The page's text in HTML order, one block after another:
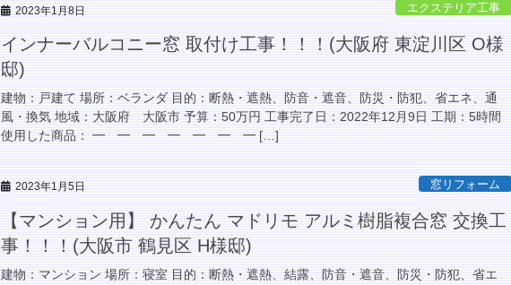
2023年1月8日 エクステリア工事
インナーバルコニー窓 取付け工事！！！(大阪府 東淀川区 O様
邸)
建物：戸建て 場所：ベランダ 目的：断熱・遮熱、防音・遮音、防災・防犯、省エネ、通
風・換気 地域：大阪府 大阪市 予算：50万円 工事完了日：2022年12月9日 工期：5時間
使用した商品： ━ ━ ━ ━ ━ ━ ━ […]
2023年1月5日 窓リフォーム
【マンション用】 かんたん マドリモ アルミ樹脂複合窓 交換工
事！！！(大阪市 鶴見区 H様邸)
建物：マンション 場所：寝室 目的：断熱・遮熱、結露、防音・遮音、防災・防犯、省エ